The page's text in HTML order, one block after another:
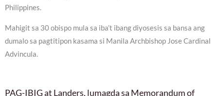
Philippines.
Mahigit sa 30 obispo mula sa iba’t ibang diyosesis sa bansa ang
dumalo sa pagtitipon kasama si Manila Archbishop Jose Cardinal
Advincula.
PAG-IBIG at Landers, lumagda sa Memorandum of